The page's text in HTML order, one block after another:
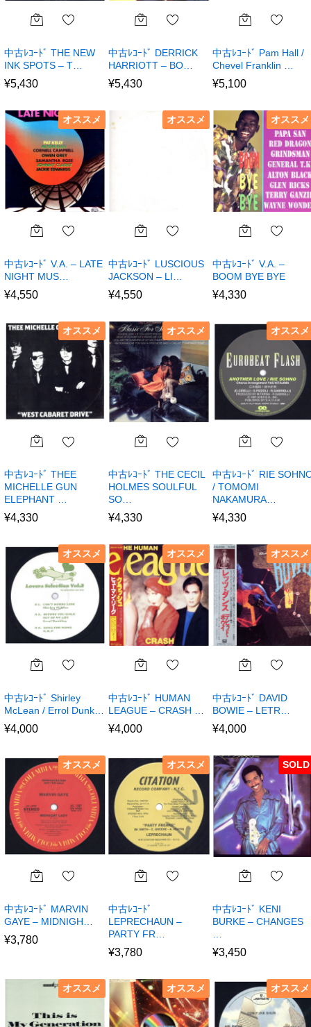
中古ﾚｺｰﾄﾞ THE NEW
INK SPOTS – T…
¥5,430
中古ﾚｺｰﾄﾞ DERRICK
HARRIOTT – BO…
¥5,430
中古ﾚｺｰﾄﾞ Pam Hall /
Chevel Franklin …
¥5,100
オススメ
中古ﾚｺｰﾄﾞ V.A. – LATE
NIGHT MUS…
¥4,550
オススメ
中古ﾚｺｰﾄﾞ LUSCIOUS
JACKSON – LI…
¥4,550
オススメ
中古ﾚｺｰﾄﾞ V.A. –
BOOM BYE BYE
¥4,330
オススメ
中古ﾚｺｰﾄﾞ THEE
MICHELLE GUN
ELEPHANT …
¥4,330
オススメ
中古ﾚｺｰﾄﾞ THE CECIL
HOLMES SOULFUL
SO…
¥4,330
オススメ
中古ﾚｺｰﾄﾞ RIE
/ TOMOMI
NAKAMURA…
¥4,330
オススメ
中古ﾚｺｰﾄﾞ Shirley
McLean / Errol Dunk…
¥4,000
オススメ
中古ﾚｺｰﾄﾞ HUMAN
LEAGUE – CRASH …
¥4,000
オススメ
中古ﾚｺｰﾄﾞ DAVID
BOWIE – LETR…
¥4,000
オススメ
中古ﾚｺｰﾄﾞ MARVIN
GAYE – MIDNIGH…
¥3,780
オススメ
中古ﾚｺｰﾄﾞ
LEPRECHAUN –
PARTY FR…
¥3,780
SOLD
中古ﾚｺｰﾄﾞ KENI
BURKE – CHANGES
¥3,450
オススメ オススメ オススメ